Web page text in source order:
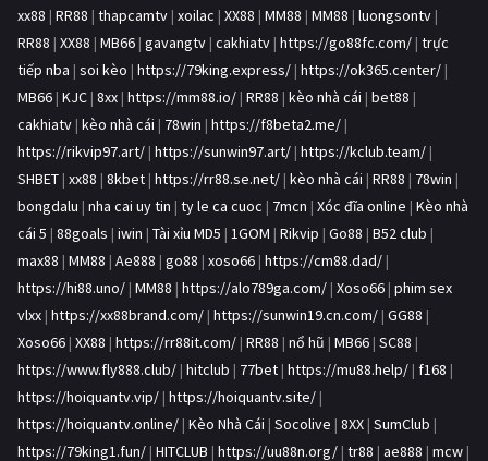
xx88 | RR88 | thapcamtv | xoilac | XX88 | MM88 | MM88 | luongsontv |
RR88 | XX88 | MB66 | gavangtv | cakhiatv | https://go88fc.com/ | trực
tiếp nba | soi kèo | https://79king.express/ | https://ok365.center/ |
MB66 | KJC | 8xx | https://mm88.io/ | RR88 | kèo nhà cái | bet88 |
cakhiatv | kèo nhà cái | 78win | https://f8beta2.me/ |
https://rikvip97.art/ | https://sunwin97.art/ | https://kclub.team/ |
SHBET | xx88 | 8kbet | https://rr88.se.net/ | kèo nhà cái | RR88 | 78win |
bongdalu | nha cai uy tin | ty le ca cuoc | 7mcn | Xóc đĩa online | Kèo nhà
cái 5 | 88goals | iwin | Tài xỉu MD5 | 1GOM | Rikvip | Go88 | B52 club |
max88 | MM88 | Ae888 | go88 | xoso66 | https://cm88.dad/ |
https://hi88.uno/ | MM88 | https://alo789ga.com/ | Xoso66 | phim sex
vlxx | https://xx88brand.com/ | https://sunwin19.cn.com/ | GG88 |
Xoso66 | XX88 | https://rr88it.com/ | RR88 | nổ hũ | MB66 | SC88 |
https://www.fly888.club/ | hitclub | 77bet | https://mu88.help/ | f168 |
https://hoiquantv.vip/ | https://hoiquantv.site/ |
https://hoiquantv.online/ | Kèo Nhà Cái | Socolive | 8XX | SumClub |
https://79king1.fun/ | HITCLUB | https://uu88n.org/ | tr88 | ae888 | mcw |